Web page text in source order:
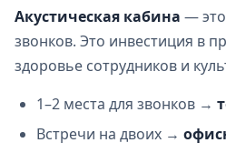
Акустическая кабина —
звонков. Это инвестиция в
здоровье сотрудников и
1–2 места для звонков →
Встречи на двоих →